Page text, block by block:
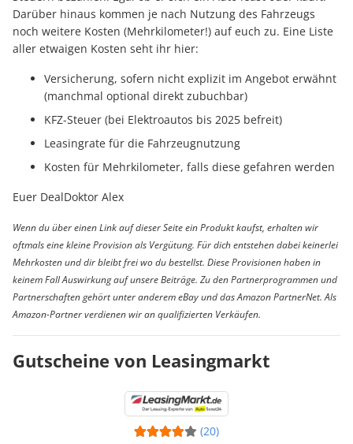
Darüber hinaus kommen je nach Nutzung des Fahrzeugs
noch weitere Kosten (Mehrkilometer!) auf euch zu. Eine Liste
aller etwaigen Kosten seht ihr hier:
Versicherung, sofern nicht explizit im Angebot erwähnt
(manchmal optional direkt zubuchbar)
KFZ-Steuer (bei Elektroautos bis 2025 befreit)
Leasingrate für die Fahrzeugnutzung
Kosten für Mehrkilometer, falls diese gefahren werden
Euer DealDoktor Alex
Wenn du über einen Link auf dieser Seite ein Produkt kaufst, erhalten wir
oftmals eine kleine Provision als Vergütung. Für dich entstehen dabei keinerlei
Mehrkosten und dir bleibt frei wo du bestellst. Diese Provisionen haben in
keinem Fall Auswirkung auf unsere Beiträge. Zu den Partnerprogrammen und
Partnerschaften gehört unter anderem eBay und das Amazon PartnerNet. Als
Amazon-Partner verdienen wir an qualifizierten Verkäufen.
Gutscheine von Leasingmarkt
(20)